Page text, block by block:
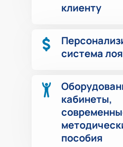
клиенту
система
кабинеты,
пособия